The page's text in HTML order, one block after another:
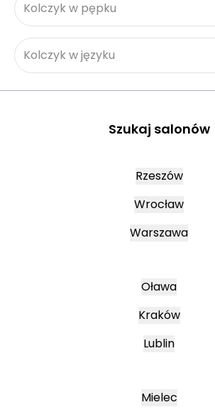
Kolczyk w pępku
Kolczyk w języku
Szukaj salonów
Rzeszów
Wrocław
Warszawa
Oława
Kraków
Lublin
Mielec